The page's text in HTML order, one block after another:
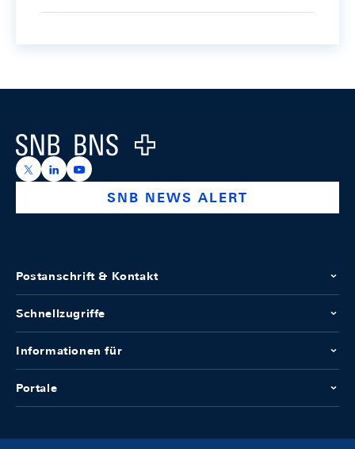
Logo
https://x.com/snb_bns
https://ch.linkedin.com/company/swiss-national-
https://www.youtube.com/@swissnationalbank
SNB NEWS ALERT
Postanschrift & Kontakt
Schnellzugriffe
Informationen für
Portale